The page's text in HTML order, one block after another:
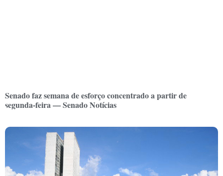
Senado faz semana de esforço concentrado a partir de
segunda-feira — Senado Notícias